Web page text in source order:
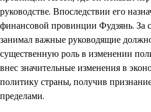
руководстве. Впоследствии его
финансовой провинции Фудзянь. За
занимал важные руководящие
существенную роль в изменении
внес значительные изменения в
политику страны, получив
пределами.